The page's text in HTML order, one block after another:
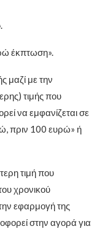
έκπτωση».
μαζί με την
τιμής που
να εμφανίζεται σε
πριν 100 ευρώ» ή
τιμή που
χρονικού
εφαρμογή της
στην αγορά για